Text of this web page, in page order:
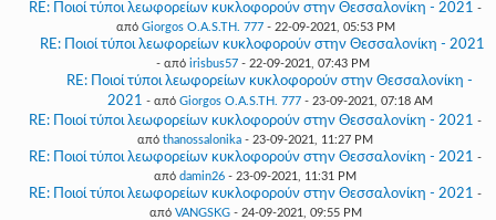
RE: Ποιοί τύποι λεωφορείων κυκλοφορούν στην Θεσσαλονίκη - 2021 -
από Giorgos O.A.S.TH. 777- 22-09-2021, 05:53 PM
RE: Ποιοί τύποι λεωφορείων κυκλοφορούν στην Θεσσαλονίκη - 2021
- από irisbus57- 22-09-2021, 07:43 PM
RE: Ποιοί τύποι λεωφορείων κυκλοφορούν στην Θεσσαλονίκη -
2021 - από Giorgos O.A.S.TH. 777- 23-09-2021, 07:18 AM
RE: Ποιοί τύποι λεωφορείων κυκλοφορούν στην Θεσσαλονίκη - 2021 -
από thanossalonika - 23-09-2021, 11:27 PM
RE: Ποιοί τύποι λεωφορείων κυκλοφορούν στην Θεσσαλονίκη - 2021 -
από damin26 - 23-09-2021, 11:31 PM
RE: Ποιοί τύποι λεωφορείων κυκλοφορούν στην Θεσσαλονίκη - 2021 -
από VANGSKG- 24-09-2021, 09:55 PM